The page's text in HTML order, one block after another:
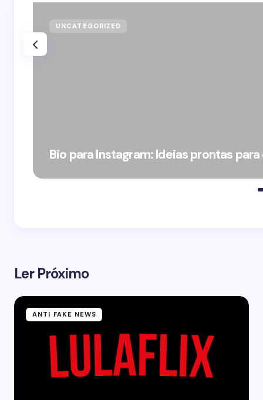
UNCATEGORIZED
Bio para Instagram: Ideias prontas
Ler Próximo
ANTI FAKE NEWS